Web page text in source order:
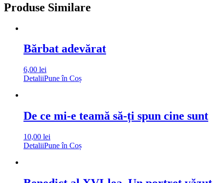
Produse Similare
Bărbat adevărat
6,00 lei
DetaliiPune în Coș
De ce mi-e teamă să-ți spun cine sunt
10,00 lei
DetaliiPune în Coș